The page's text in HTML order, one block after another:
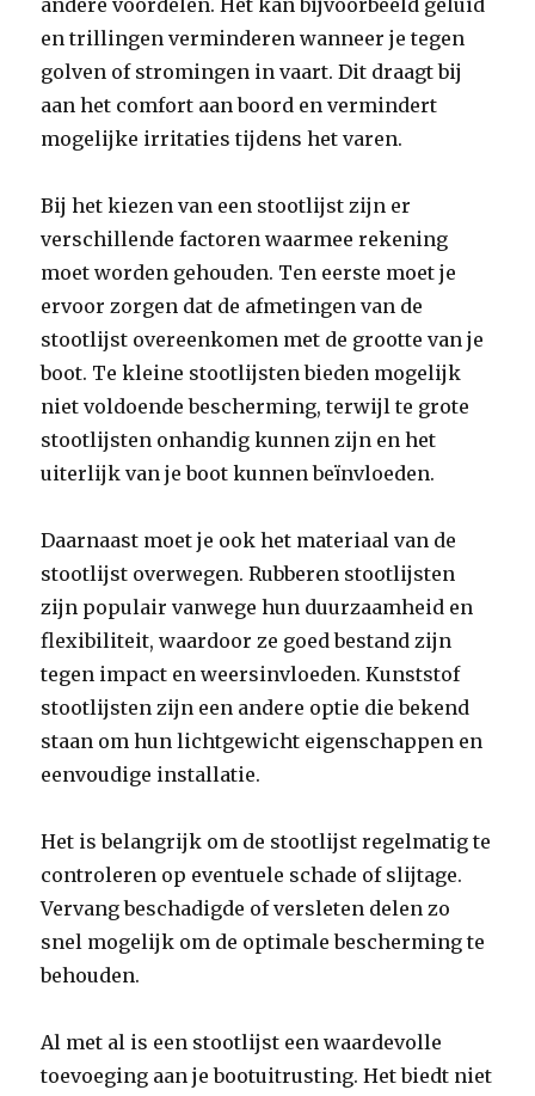
andere voordelen. Het kan bijvoorbeeld geluid
en trillingen verminderen wanneer je tegen
golven of stromingen in vaart. Dit draagt bij
aan het comfort aan boord en vermindert
mogelijke irritaties tijdens het varen.
Bij het kiezen van een stootlijst zijn er
verschillende factoren waarmee rekening
moet worden gehouden. Ten eerste moet je
ervoor zorgen dat de afmetingen van de
stootlijst overeenkomen met de grootte van je
boot. Te kleine stootlijsten bieden mogelijk
niet voldoende bescherming, terwijl te grote
stootlijsten onhandig kunnen zijn en het
uiterlijk van je boot kunnen beïnvloeden.
Daarnaast moet je ook het materiaal van de
stootlijst overwegen. Rubberen stootlijsten
zijn populair vanwege hun duurzaamheid en
flexibiliteit, waardoor ze goed bestand zijn
tegen impact en weersinvloeden. Kunststof
stootlijsten zijn een andere optie die bekend
staan om hun lichtgewicht eigenschappen en
eenvoudige installatie.
Het is belangrijk om de stootlijst regelmatig te
controleren op eventuele schade of slijtage.
Vervang beschadigde of versleten delen zo
snel mogelijk om de optimale bescherming te
behouden.
Al met al is een stootlijst een waardevolle
toevoeging aan je bootuitrusting. Het biedt niet